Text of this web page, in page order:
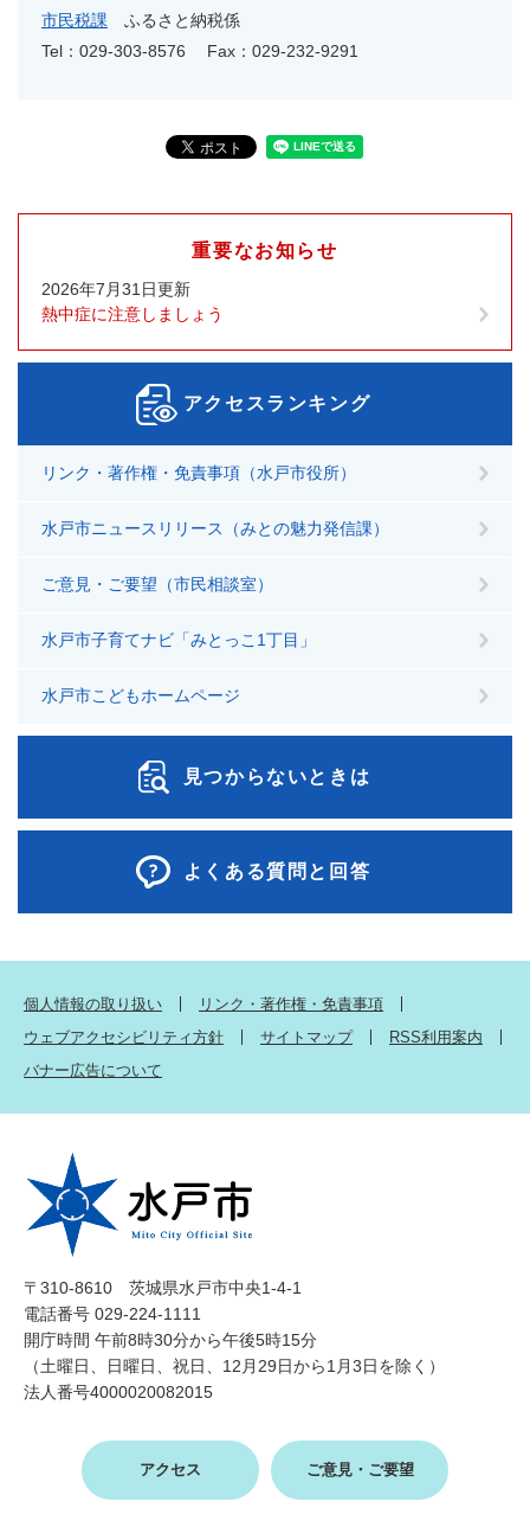
市民税課
ふるさと納税係
Tel：029-303-8576
Fax：029-232-9291
重要なお知らせ
2026年7月31日更新
熱中症に注意しましょう
アクセスランキング
リンク・著作権・免責事項（水戸市役所）
水戸市ニュースリリース（みとの魅力発信課）
ご意見・ご要望（市民相談室）
水戸市子育てナビ「みとっこ1丁目」
水戸市こどもホームページ
見つからないときは
よくある質問と回答
個人情報の取り扱い
リンク・著作権・免責事項
ウェブアクセシビリティ方針
サイトマップ
RSS利用案内
バナー広告について
〒310-8610 茨城県水戸市中央1-4-1
電話番号 029-224-1111
開庁時間 午前8時30分から午後5時15分
（土曜日、日曜日、祝日、12月29日から1月3日を除く）
法人番号4000020082015
アクセス ご意見・ご要望